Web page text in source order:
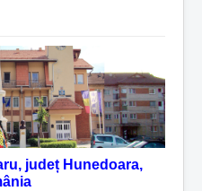
județ Hunedoara,